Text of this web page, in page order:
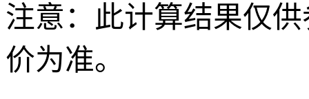
注意：此计算结果仅
价为准。